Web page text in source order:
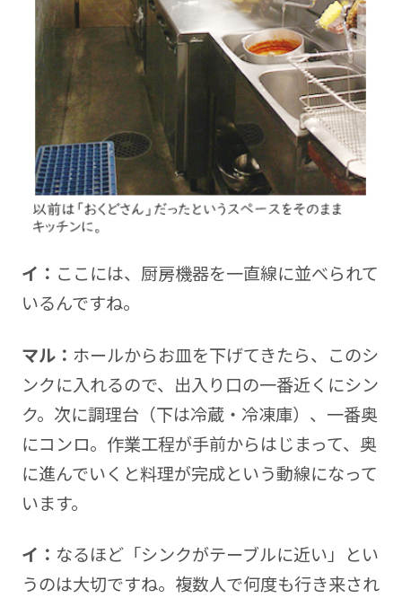
イ： ここには、厨房機器を一直線に並べられて
いるんですね。
マル： ホールからお皿を下げてきたら、このシ
ンクに入れるので、出入り口の一番近くにシン
ク。次に調理台（下は冷蔵・冷凍庫）、一番奥
にコンロ。作業工程が手前からはじまって、奥
に進んでいくと料理が完成という動線になって
います。
イ： なるほど「シンクがテーブルに近い」とい
うのは大切ですね。複数人で何度も行き来され